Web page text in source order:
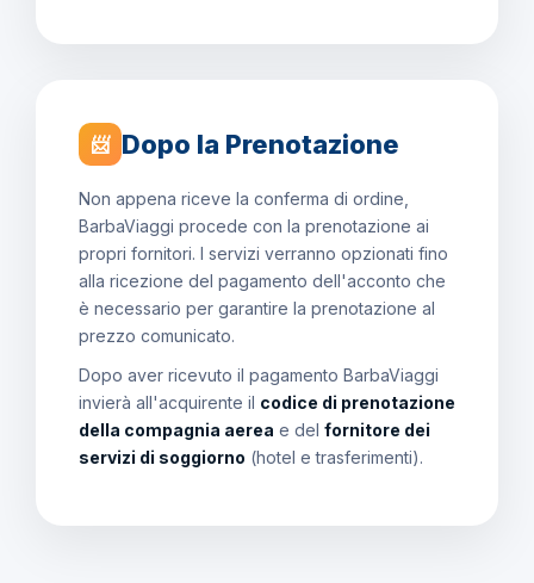
📨 Dopo la Prenotazione
Non appena riceve la conferma di ordine,
BarbaViaggi procede con la prenotazione ai
propri fornitori. I servizi verranno opzionati fino
alla ricezione del pagamento dell'acconto che
è necessario per garantire la prenotazione al
prezzo comunicato.
Dopo aver ricevuto il pagamento BarbaViaggi
invierà all'acquirente il codice di prenotazione
della compagnia aerea e del fornitore dei
servizi di soggiorno (hotel e trasferimenti).